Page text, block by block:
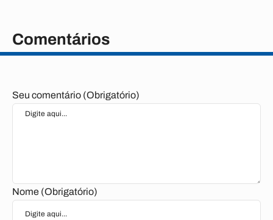
Comentários
Seu comentário (Obrigatório)
Nome (Obrigatório)